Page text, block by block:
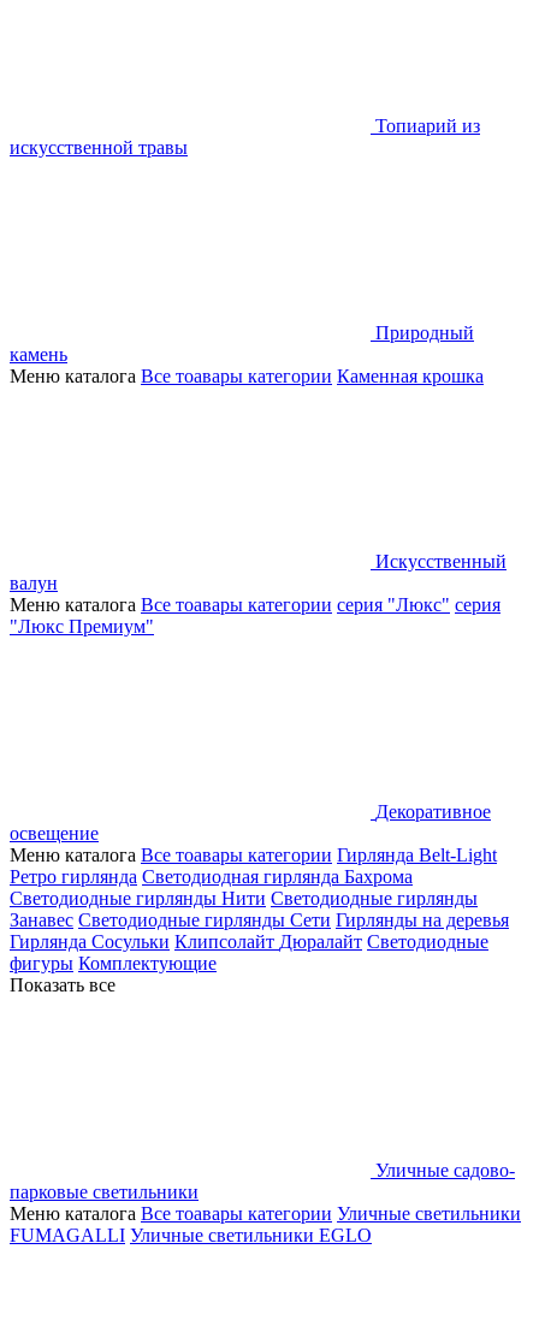
Топиарий из
искусственной травы
Природный
камень
Меню каталога Все тоавары категории Каменная крошка
Искусственный
валун
Меню каталога Все тоавары категории серия "Люкс" серия
"Люкс Премиум"
Декоративное
освещение
Меню каталога Все тоавары категории Гирлянда Belt-Light
Ретро гирлянда Светодиодная гирлянда Бахрома
Светодиодные гирлянды Нити Светодиодные гирлянды
Занавес Светодиодные гирлянды Сети Гирлянды на деревья
Гирлянда Сосульки Клипсолайт Дюралайт Светодиодные
фигуры Комплектующие
Показать все
Уличные садово-
парковые светильники
Меню каталога Все тоавары категории Уличные светильники
FUMAGALLI Уличные светильники EGLO